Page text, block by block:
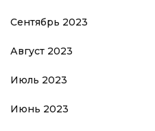
Сентябрь 2023
Август 2023
Июль 2023
Июнь 2023